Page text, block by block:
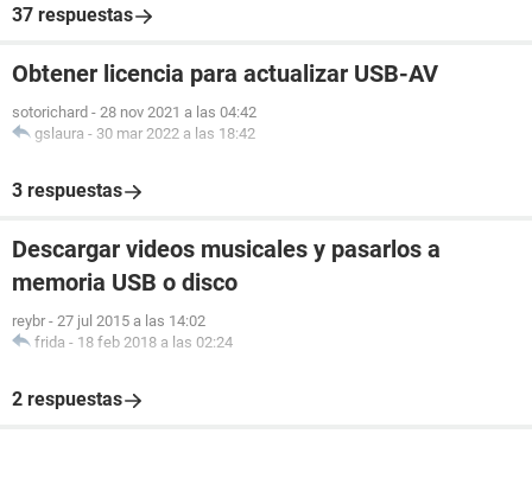
37 respuestas
Obtener licencia para actualizar USB-AV
sotorichard - 28 nov 2021 a las 04:42
gslaura - 30 mar 2022 a las 18:42
3 respuestas
Descargar videos musicales y pasarlos a
memoria USB o disco
reybr - 27 jul 2015 a las 14:02
frida - 18 feb 2018 a las 02:24
2 respuestas